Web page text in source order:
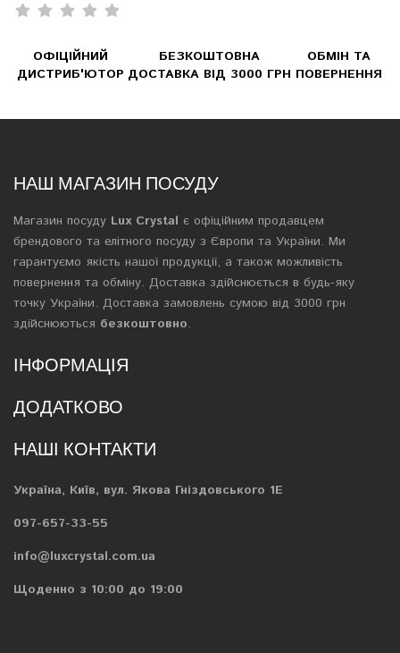
ОФІЦІЙНИЙ
ДИСТРИБ'ЮТОР
БЕЗКОШТОВНА
ДОСТАВКА ВІД 3000 ГРН
ОБМІН ТА
ПОВЕРНЕННЯ
НАШ МАГАЗИН ПОСУДУ
Магазин посуду Lux Crystal є офіційним продавцем
брендового та елітного посуду з Європи та України. Ми
гарантуємо якість нашої продукції, а також можливість
повернення та обміну. Доставка здійснюється в будь-яку
точку України. Доставка замовлень сумою від 3000 грн
здійснюються безкоштовно.
ІНФОРМАЦІЯ
ДОДАТКОВО
НАШІ КОНТАКТИ
Україна, Київ, вул. Якова Гніздовського 1Е
097-657-33-55
info@luxcrystal.com.ua
Щоденно з 10:00 до 19:00